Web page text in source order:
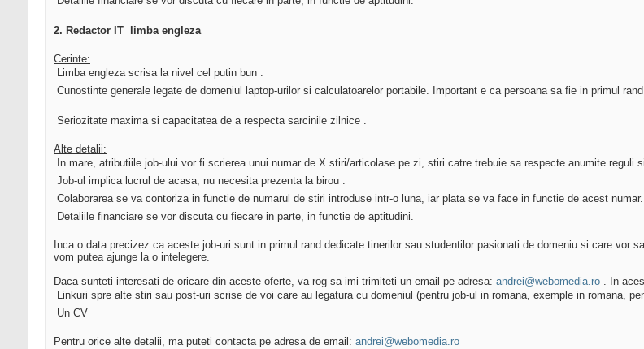
2. Redactor IT  limba engleza
Cerinte:
 Limba engleza scrisa la nivel cel putin bun .
 Cunostinte generale legate de domeniul laptop-urilor si calculatoarelor portabile. Important e ca persoana sa fie in primul
.
 Seriozitate maxima si capacitatea de a respecta sarcinile zilnice .
Alte detalii:
 In mare, atributiile job-ului vor fi scrierea unui numar de X stiri/articolase pe zi, stiri catre trebuie sa respecte anumite reguli
 Job-ul implica lucrul de acasa, nu necesita prezenta la birou .
 Colaborarea se va contoriza in functie de numarul de stiri introduse intr-o luna, iar plata se va face in functie de acest numar.
 Detaliile financiare se vor discuta cu fiecare in parte, in functie de aptitudini.
Inca o data precizez ca aceste job-uri sunt in primul rand dedicate tinerilor sau studentilor pasionati de domeniu si care vor
vom putea ajunge la o intelegere.
Daca sunteti interesati de oricare din aceste oferte, va rog sa imi trimiteti un email pe adresa: andrei@webomedia.ro . In
 Linkuri spre alte stiri sau post-uri scrise de voi care au legatura cu domeniul (pentru job-ul in romana, exemple in romana,
 Un CV
Pentru orice alte detalii, ma puteti contacta pe adresa de email: andrei@webomedia.ro